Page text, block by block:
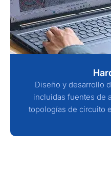
Diseño y desarrollo
incluidas fuentes de
topologías de circuito